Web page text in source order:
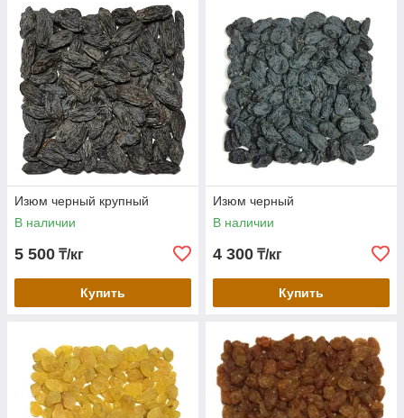
Изюм черный крупный
В наличии
5 500 ₸/кг
Купить
Изюм черный
В наличии
4 300 ₸/кг
Купить